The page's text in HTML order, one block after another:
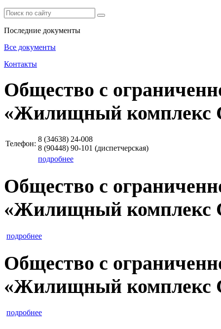
Последние документы
Все документы
Контакты
Общество с
«Жилищный комплекс
Телефон:
8 (34638) 24-008
8 (90448) 90-101 (диспетчерская)
подробнее
Общество с
«Жилищный комплекс
подробнее
Общество с
«Жилищный комплекс
подробнее